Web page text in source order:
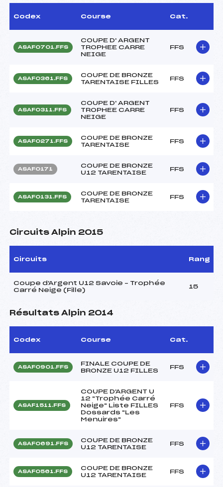
Codex Course Cat.
ASAF0701.FFS
COUPE D' ARGENT
TROPHEE CARRE
NEIGE
FFS
ASAF0361.FFS
COUPE DE BRONZE
TARENTAISE FILLES
FFS
ASAF0311.FFS
COUPE D' ARGENT
TROPHEE CARRE
NEIGE
FFS
ASAF0271.FFS
COUPE DE BRONZE
TARENTAISE
FFS
ASAF0171
COUPE DE BRONZE
U12 TARENTAISE
FFS
ASAF0131.FFS
COUPE DE BRONZE
TARENTAISE
FFS
Circuits Alpin 2015
Circuits Rang
Coupe d'Argent U12 Savoie – Trophée
Carré Neige (Fille)
15
Résultats Alpin 2014
Codex Course Cat.
ASAF0901.FFS
FINALE COUPE DE
BRONZE U12 FILLES
FFS
ASAF1511.FFS
COUPE D'ARGENT U
12 "Trophée Carré
Neige" Liste FILLES
Dossards "Les
Menuires"
FFS
ASAF0691.FFS
COUPE DE BRONZE
U12 TARENTAISE
FFS
ASAF0561.FFS
COUPE DE BRONZE
U12 TARENTAISE
FFS